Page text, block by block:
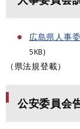
広島県人事
5KB)
（県法規登載）
公安委員会